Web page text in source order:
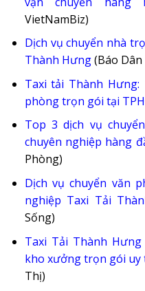
VietNamBiz)
Dịch vụ chuyển nhà
Thành Hưng(Báo Dân
Taxi tải Thành Hưng:
phòng trọn gói tại
Top 3 dịch vụ
chuyên nghiệp hàng
Phòng)
Dịch vụ chuyển văn
nghiệp Taxi Tải
Sống)
Taxi Tải Thành
kho xưởng trọn gói uy
Thị)